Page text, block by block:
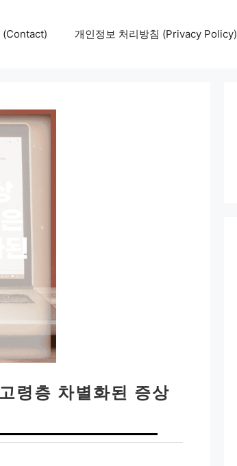
(Contact) 개인정보 처리방침 (Privacy Policy)
령층 차별화된 증상